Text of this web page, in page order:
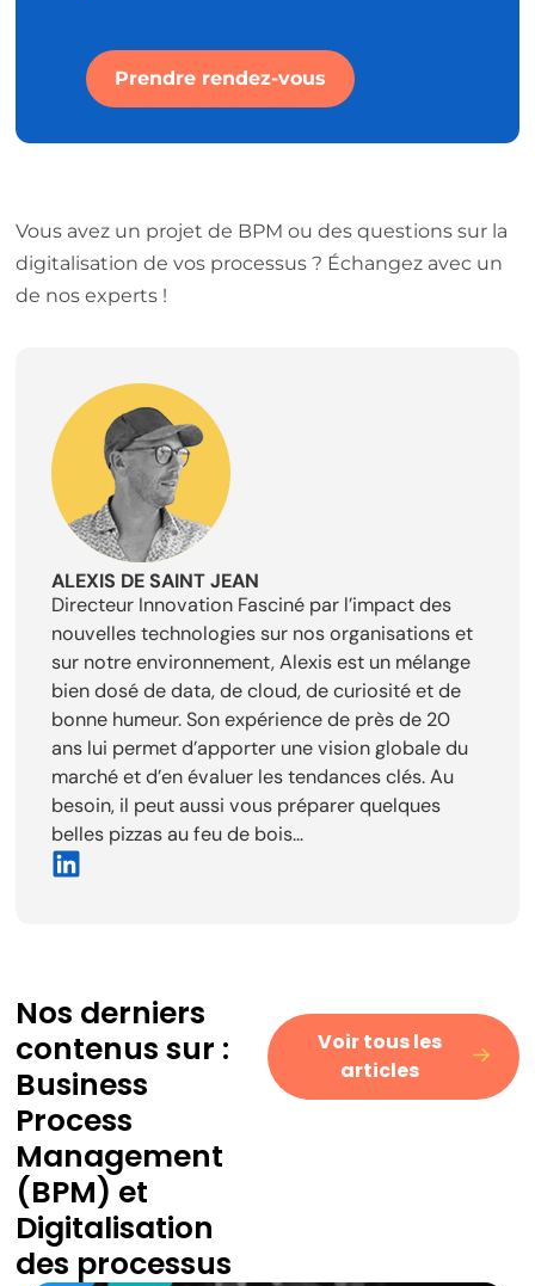
Prendre rendez-vous
Vous avez un projet de BPM ou des questions sur la
digitalisation de vos processus ? Échangez avec un
de nos experts !
ALEXIS DE SAINT JEAN
Directeur Innovation Fasciné par l’impact des
nouvelles technologies sur nos organisations et
sur notre environnement, Alexis est un mélange
bien dosé de data, de cloud, de curiosité et de
bonne humeur. Son expérience de près de 20
ans lui permet d’apporter une vision globale du
marché et d’en évaluer les tendances clés. Au
besoin, il peut aussi vous préparer quelques
belles pizzas au feu de bois…
Nos derniers
contenus sur :
Business
Process
Management
(BPM) et
Digitalisation
des processus
Voir tous les
articles